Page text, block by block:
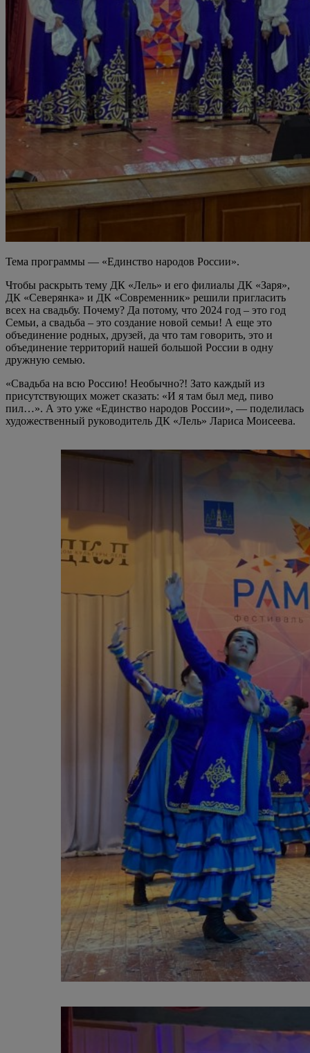
Тема программы — «Единство народов России».
Чтобы раскрыть тему ДК «Лель» и его филиалы ДК «Заря»,
ДК «Северянка» и ДК «Современник» решили пригласить
всех на свадьбу. Почему? Да потому, что 2024 год – это год
Семьи, а свадьба – это создание новой семьи! А еще это
объединение родных, друзей, да что там говорить, это и
объединение территорий нашей большой России в одну
дружную семью.
«Свадьба на всю Россию! Необычно?! Зато каждый из
присутствующих может сказать: «И я там был мед, пиво
пил…». А это уже «Единство народов России», — поделилась
художественный руководитель ДК «Лель» Лариса Моисеева.